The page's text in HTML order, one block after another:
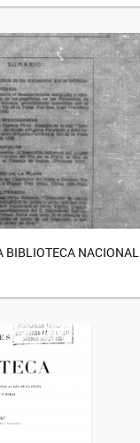
BIBLIOTECA NACIONAL